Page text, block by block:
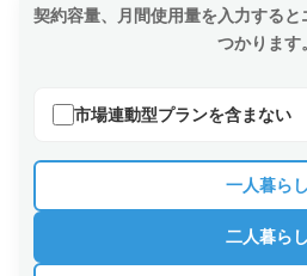
契約容量、月間使用量を入力する
つかります。
市場連動型プランを含まない
一人暮らし
二人暮らし